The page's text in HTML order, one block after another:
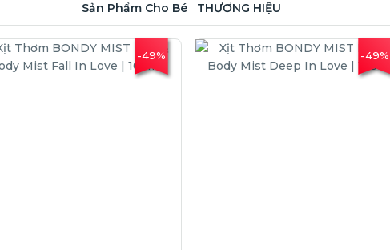
Sản Phẩm Cho Bé THƯƠNG HIỆU
-49% -49%